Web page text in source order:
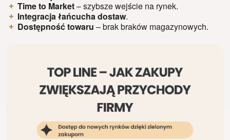
Time to Market– szybsze wejście na rynek.
Integracja łańcucha dostaw.
Dostępność towaru – brak braków magazynowych.